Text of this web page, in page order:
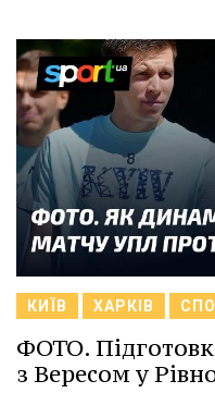
КИЇВ ХАРКІВ
ФОТО.
з Вересом у